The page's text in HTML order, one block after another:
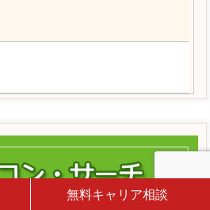
無料キャリア相談